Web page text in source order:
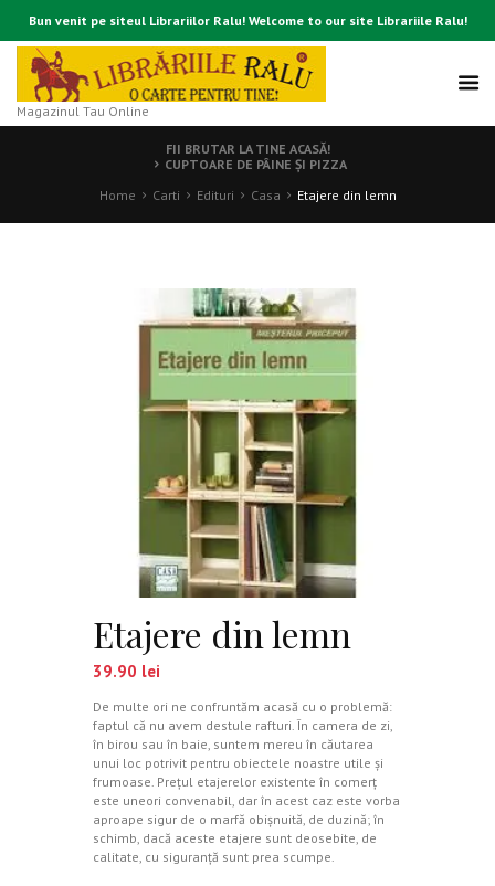
Bun venit pe siteul Librariilor Ralu! Welcome to our site Librariile Ralu!
Magazinul Tau Online
FII BRUTAR LA TINE ACASĂ!
CUPTOARE DE PÂINE ŞI PIZZA
Home
Carti Edituri Casa Etajere din lemn
Etajere din lemn
39.90 lei
De multe ori ne confruntăm acasă cu o problemă:
faptul că nu avem destule rafturi. În camera de zi,
în birou sau în baie, suntem mereu în căutarea
unui loc potrivit pentru obiectele noastre utile şi
frumoase. Preţul etajerelor existente în comerţ
este uneori convenabil, dar în acest caz este vorba
aproape sigur de o marfă obişnuită, de duzină; în
schimb, dacă aceste etajere sunt deosebite, de
calitate, cu siguranţă sunt prea scumpe.